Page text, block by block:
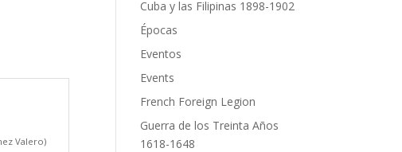
Valero)
Cuba y las Filipinas 1898-1902
Épocas
Eventos
Events
French Foreign Legion
Guerra de los Treinta Años
1618-1648